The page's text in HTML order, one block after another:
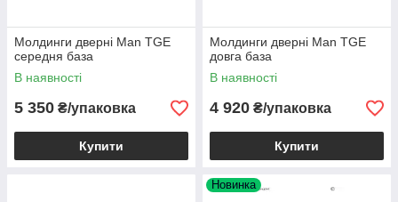
Молдинги дверні Man TGE
середня база
В наявності
5 350 ₴/упаковка
Купити
Молдинги дверні Man TGE
довга база
В наявності
4 920 ₴/упаковка
Купити
Новинка